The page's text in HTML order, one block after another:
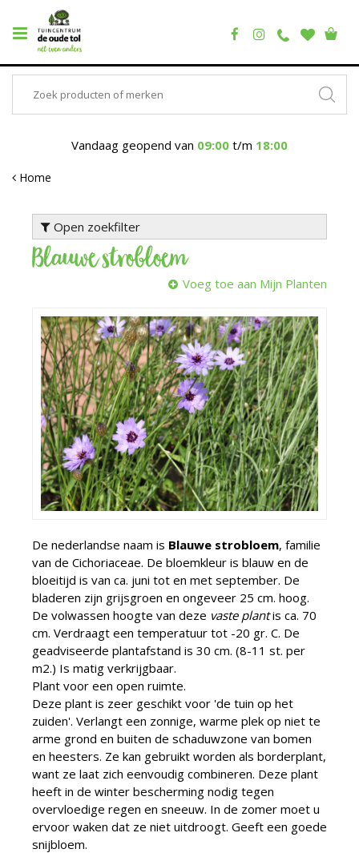
Vandaag geopend van 09:00 t/m 18:00
Home
Open zoekfilter
Blauwe strobloem
Voeg toe aan Mijn Planten
De nederlandse naam is Blauwe strobloem, familie
van de Cichoriaceae. De bloemkleur is blauw en de
bloeitijd is van ca. juni tot en met september. De
bladeren zijn grijsgroen en ongeveer 25 cm. hoog.
De volwassen hoogte van deze vaste plantis ca. 70
cm. Verdraagt een temperatuur tot -20 gr. C. De
geadviseerde plantafstand is 30 cm. (8-11 st. per
m2.) Is matig verkrijgbaar.
Plant voor een open ruimte.
Deze plant is zeer geschikt voor 'de tuin op het
zuiden'. Verlangt een zonnige, warme plek op niet te
arme grond en buiten de schaduwzone van bomen
en heesters. Ze kan gebruikt worden als borderplant,
want ze laat zich eenvoudig combineren. Deze plant
heeft in de winter bescherming nodig tegen
overvloedige regen en sneeuw. In de zomer moet u
ervoor waken dat ze niet uitdroogt. Geeft een goede
snijbloem.